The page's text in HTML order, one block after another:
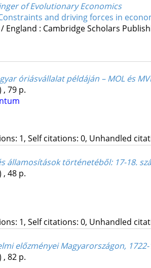
of Evolutionary Economics
and driving forces in
England : Cambridge Scholars
óriásvállalat példáján – MOL és
, 79 p.
1, Self citations: 0, Unhandled
államosítások történetéből: 17-18.
, 48 p.
1, Self citations: 0, Unhandled
előzményei Magyarországon, 1722-
, 82 p.